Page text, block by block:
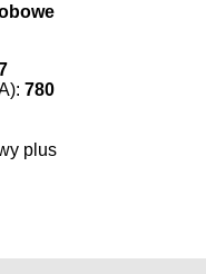
780
plus